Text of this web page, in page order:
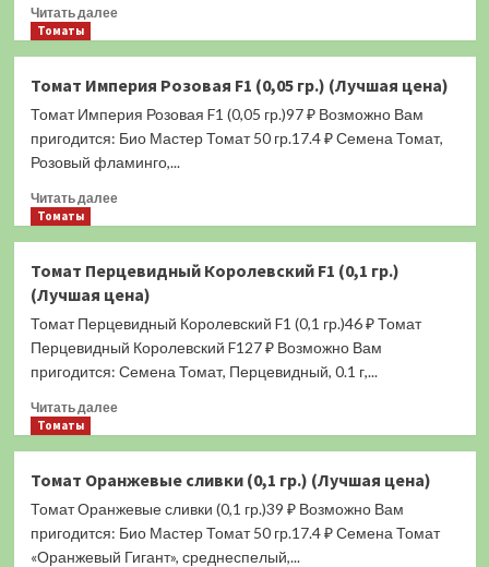
гр.)
цена)
Читать далееПрочитать
Цыган
(0,1
гр.)
Томаты
Томат Империя Розовая F1 (0,05 гр.) (Лучшая цена)
Томат Империя Розовая F1 (0,05 гр.)97 ₽ Возможно Вам
пригодится: Био Мастер Томат 50 гр.17.4 ₽ Семена Томат,
Розовый фламинго,...
Читать далееПрочитать
Империя
Розовая
F1
(0,05
(Лучшая
цена)
Томаты
Томат Перцевидный Королевский F1 (0,1 гр.)
(Лучшая цена)
Томат Перцевидный Королевский F1 (0,1 гр.)46 ₽ Томат
Перцевидный Королевский F127 ₽ Возможно Вам
пригодится: Семена Томат, Перцевидный, 0.1 г,...
Читать далееПрочитать
Перцевидный
Королевский
F1
(0,1
Томаты
Томат Оранжевые сливки (0,1 гр.) (Лучшая цена)
Томат Оранжевые сливки (0,1 гр.)39 ₽ Возможно Вам
пригодится: Био Мастер Томат 50 гр.17.4 ₽ Семена Томат
«Оранжевый Гигант», среднеспелый,...